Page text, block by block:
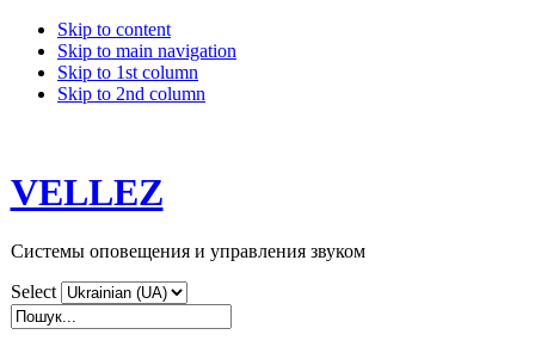
Skip to content
Skip to main navigation
Skip to 1st column
Skip to 2nd column
VELLEZ
Системы оповещения и управления звуком
Select